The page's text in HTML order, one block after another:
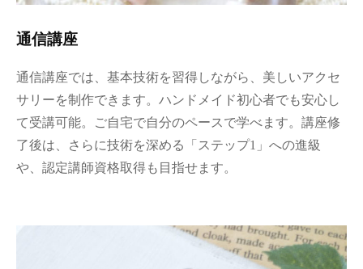
通信講座
通信講座では、基本技術を習得しながら、美しいアクセ
サリーを制作できます。ハンドメイド初心者でも安心し
て受講可能。ご自宅で自分のペースで学べます。講座修
了後は、さらに技術を深める「ステップ1」への進級
や、認定講師資格取得も目指せます。